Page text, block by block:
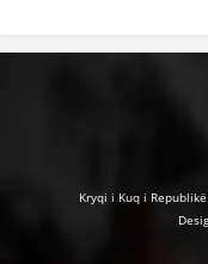
Kryqi i Kuq i